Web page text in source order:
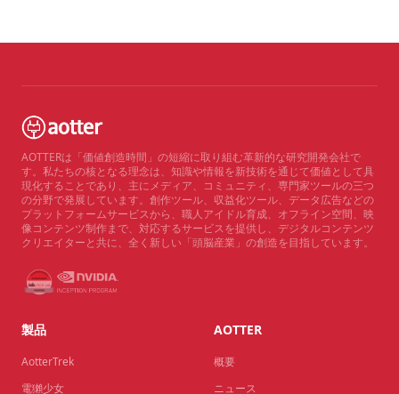
AOTTERは「価値創造時間」の短縮に取り組む革新的な研究開発会社で
す。私たちの核となる理念は、知識や情報を新技術を通じて価値として具
現化することであり、主にメディア、コミュニティ、専門家ツールの三つ
の分野で発展しています。創作ツール、収益化ツール、データ広告などの
プラットフォームサービスから、職人アイドル育成、オフライン空間、映
像コンテンツ制作まで、対応するサービスを提供し、デジタルコンテンツ
クリエイターと共に、全く新しい「頭脳産業」の創造を目指しています。
製品
AotterTrek
電獺少女
AOTTER
概要
ニュース